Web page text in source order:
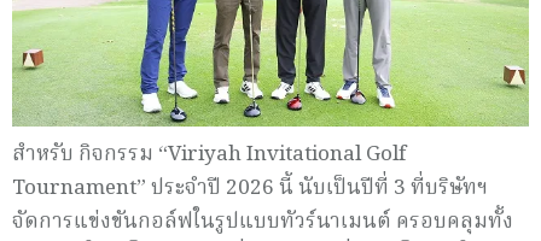
สำหรับ กิจกรรม “Viriyah Invitational Golf
Tournament” ประจำปี 2026 นี้ นับเป็นปีที่ 3 ที่บริษัทฯ
จัดการแข่งขันกอล์ฟในรูปแบบทัวร์นาเมนต์ ครอบคลุมทั้ง